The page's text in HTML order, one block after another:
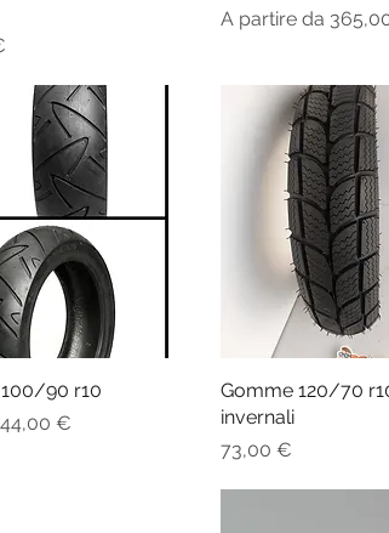
A partire da
Prezzo scontato
Vista rapida
90 r10
Prezzo scontato
44,00 €
Vista
Gomme 120/70
invernali
Prezzo
73,00 €